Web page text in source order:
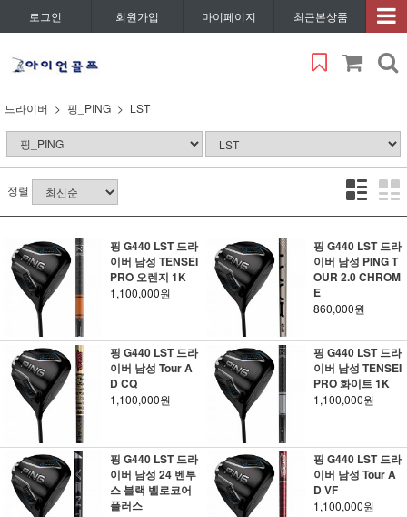
로그인 회원가입 마이페이지 최근본상품
드라이버 핑_PING LST
정렬
핑 G440 LST 드라
이버 남성 TENSEI
PRO 오렌지 1K
1,100,000원
핑 G440 LST 드라
이버 남성 PING T
OUR 2.0 CHROM
E
860,000원
핑 G440 LST 드라
이버 남성 Tour A
D CQ
1,100,000원
핑 G440 LST 드라
이버 남성 TENSEI
PRO 화이트 1K
1,100,000원
핑 G440 LST 드라
이버 남성 24 벤투
스 블랙 벨로코어
플러스
핑 G440 LST 드라
이버 남성 Tour A
D VF
1,100,000원